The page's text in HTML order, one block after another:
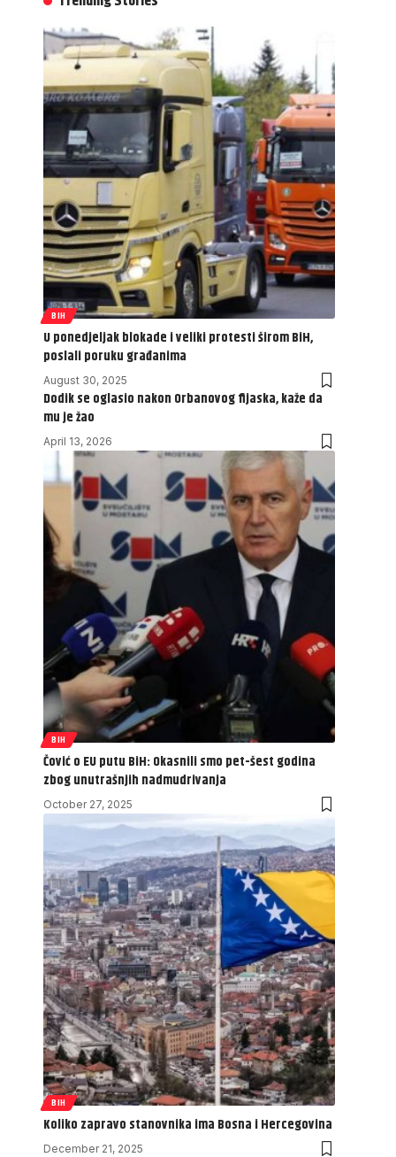
BIH
U ponedjeljak blokade i veliki protesti širom BiH,
poslali poruku građanima
August 30, 2025
Dodik se oglasio nakon Orbanovog fijaska, kaže da
mu je žao
April 13, 2026
BIH
Čović o EU putu BiH: Okasnili smo pet-šest godina
zbog unutrašnjih nadmudrivanja
October 27, 2025
BIH
Koliko zapravo stanovnika ima Bosna i Hercegovina
December 21, 2025